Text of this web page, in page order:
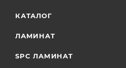
КАТАЛОГ
ЛАМИНАТ
SPC ЛАМИНАТ